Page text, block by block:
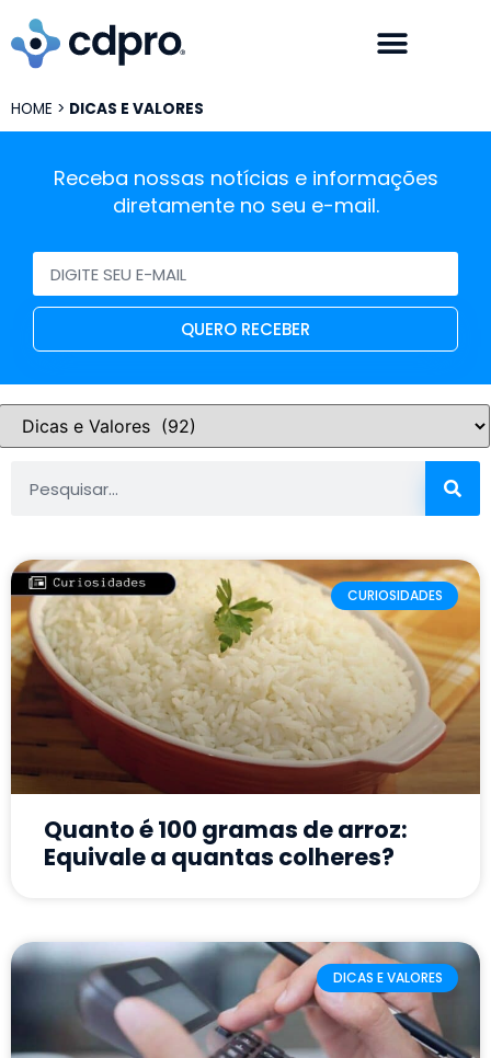
HOME > DICAS E VALORES
Receba nossas notícias e informações
diretamente no seu e-mail.
QUERO RECEBER
CURIOSIDADES
Quanto é 100 gramas de arroz:
Equivale a quantas colheres?
DICAS E VALORES